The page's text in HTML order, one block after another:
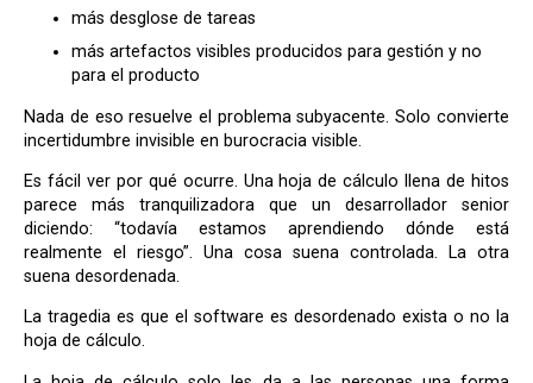
más desglose de tareas
más artefactos visibles producidos para gestión y no
para el producto
Nada de eso resuelve el problema subyacente. Solo convierte
incertidumbre invisible en burocracia visible.
Es fácil ver por qué ocurre. Una hoja de cálculo llena de hitos
parece más tranquilizadora que un desarrollador senior
diciendo: “todavía estamos aprendiendo dónde está
realmente el riesgo”. Una cosa suena controlada. La otra
suena desordenada.
La tragedia es que el software es desordenado exista o no la
hoja de cálculo.